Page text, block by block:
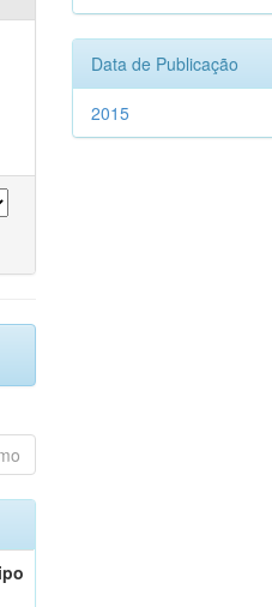
Data de Publicação
2015